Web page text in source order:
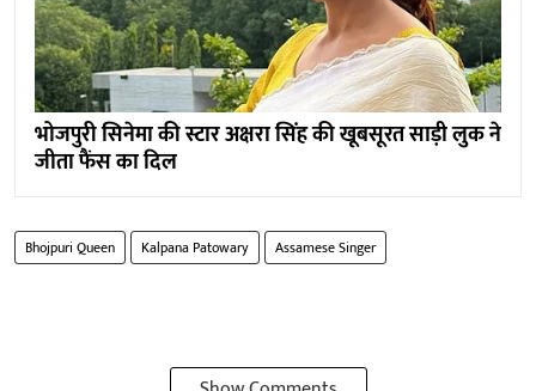
भोजपुरी सिनेमा की स्टार अक्षरा सिंह की खूबसूरत साड़ी लुक ने
जीता फैंस का दिल
Bhojpuri Queen Kalpana Patowary Assamese Singer